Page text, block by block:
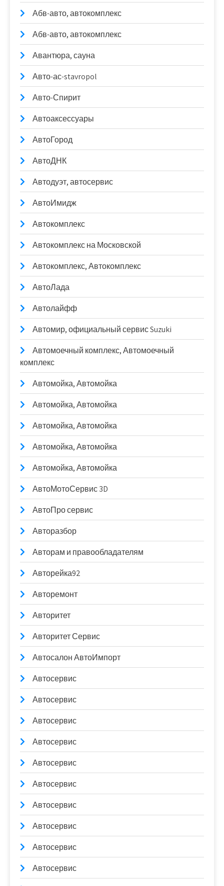
Абв-авто, автокомплекс
Абв-авто, автокомплекс
Авантюра, сауна
Авто-ас-stavropol
Авто-Спирит
Автоаксессуары
АвтоГород
АвтоДНК
Автодуэт, автосервис
АвтоИмидж
Автокомплекс
Автокомплекс на Московской
Автокомплекс, Автокомплекс
АвтоЛада
Автолайфф
Автомир, официальный сервис Suzuki
Автомоечный комплекс, Автомоечный
комплекс
Автомойка, Автомойка
Автомойка, Автомойка
Автомойка, Автомойка
Автомойка, Автомойка
Автомойка, Автомойка
АвтоМотоСервис 3D
АвтоПро сервис
Авторазбор
Авторам и правообладателям
Авторейка92
Авторемонт
Авторитет
Авторитет Сервис
Автосалон АвтоИмпорт
Автосервис
Автосервис
Автосервис
Автосервис
Автосервис
Автосервис
Автосервис
Автосервис
Автосервис
Автосервис